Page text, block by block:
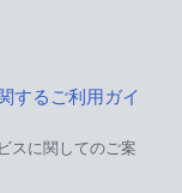
するご利用ガイ
スに関してのご案